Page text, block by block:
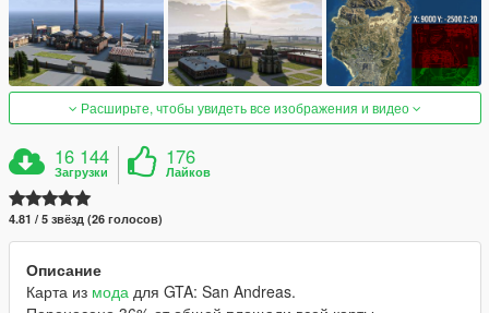
Расширьте, чтобы увидеть все изображения и видео
16 144
Загрузки
176
Лайков
4.81 / 5 звёзд (26 голосов)
Описание
Карта из мода для GTA: San Andreas.